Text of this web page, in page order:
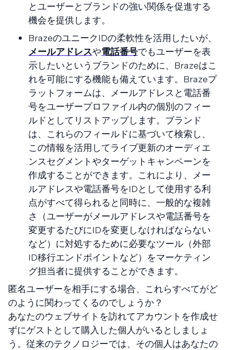
とユーザーとブランドの強い関係を促進する
機会を提供します。
BrazeのユニークIDの柔軟性を活用したいが、
メールアドレスや電話番号でもユーザーを表
示したいというブランドのために、Brazeはこ
れを可能にする機能も備えています。Brazeプ
ラットフォームは、メールアドレスと電話番
号をユーザープロファイル内の個別のフィー
ルドとしてリストアップします。ブランド
は、これらのフィールドに基づいて検索し、
この情報を活用してライブ更新のオーディエ
ンスセグメントやターゲットキャンペーンを
作成することができます。これにより、メー
ルアドレスや電話番号をIDとして使用する利
点がすべて得られると同時に、一般的な複雑
さ（ユーザーがメールアドレスや電話番号を
変更するたびにIDを変更しなければならない
など）に対処するために必要なツール（外部
ID移行エンドポイントなど）をマーケティン
グ担当者に提供することができます。
匿名ユーザーを相手にする場合、これらすべてがど
のように関わってくるのでしょうか？
あなたのウェブサイトを訪れてアカウントを作成せ
ずにゲストとして購入した個人がいるとしましょ
う。従来のテクノロジーでは、その個人はあなたの